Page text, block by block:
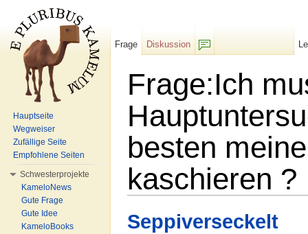
Frage:Ich
besten
kaschieren ?
Seppiverseckelt
Frage
Diskussion
Hauptseite
Wegweiser
Zufällige Seite
Empfohlene Seiten
Schwesterprojekte
KameloNews
Gute Frage
Gute Idee
KameloBooks